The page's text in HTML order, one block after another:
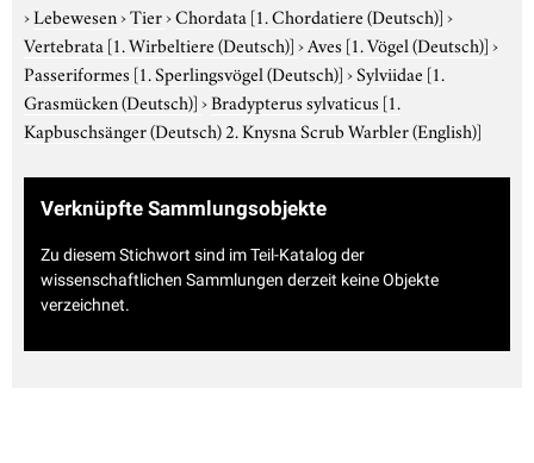
›Lebewesen›Tier›Chordata [1. Chordatiere (Deutsch)]›
Vertebrata [1. Wirbeltiere (Deutsch)]›Aves [1. Vögel (Deutsch)]›
Passeriformes [1. Sperlingsvögel (Deutsch)]›Sylviidae [1.
Grasmücken (Deutsch)]›Bradypterus sylvaticus [1.
Kapbuschsänger (Deutsch) 2. Knysna Scrub Warbler (English)]
Verknüpfte Sammlungsobjekte
Zu diesem Stichwort sind im Teil-Katalog der
wissenschaftlichen Sammlungen derzeit keine Objekte
verzeichnet.